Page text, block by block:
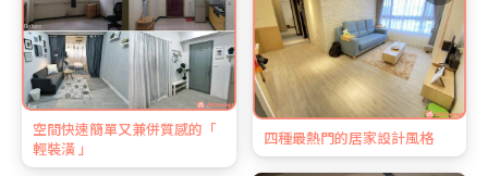
空間快速簡單又兼併質感的「
輕裝潢 」
四種最熱門的居家設計風格